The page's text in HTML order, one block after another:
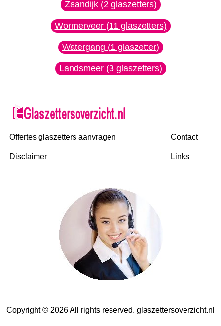
Zaandijk (2 glaszetters)
Wormerveer (11 glaszetters)
Watergang (1 glaszetter)
Landsmeer (3 glaszetters)
Offertes glaszetters aanvragen
Disclaimer
Contact
Links
Copyright © 2026 All rights reserved. glaszettersoverzicht.nl